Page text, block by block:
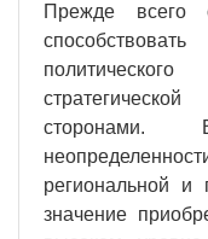
Прежде всего
сторонами.
региональной и
значение